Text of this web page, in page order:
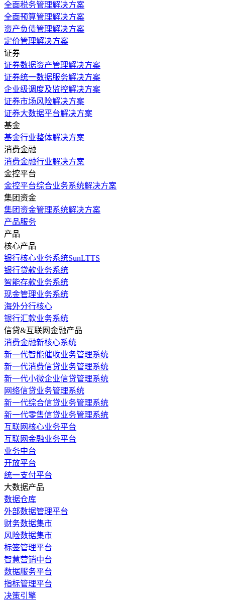
全面税务管理解决方案
全面预算管理解决方案
资产负债管理解决方案
定价管理解决方案
证券
证券数据资产管理解决方案
证券统一数据服务解决方案
企业级调度及监控解决方案
证券市场风险解决方案
证券大数据平台解决方案
基金
基金行业整体解决方案
消费金融
消费金融行业解决方案
金控平台
金控平台综合业务系统解决方案
集团资金
集团资金管理系统解决方案
产品服务
产品
核心产品
银行核心业务系统SunLTTS
银行贷款业务系统
智能存款业务系统
现金管理业务系统
海外分行核心
银行汇款业务系统
信贷&互联网金融产品
消费金融新核心系统
新一代智能催收业务管理系统
新一代消费信贷业务管理系统
新一代小微企业信贷管理系统
网络信贷业务管理系统
新一代综合信贷业务管理系统
新一代零售信贷业务管理系统
互联网核心业务平台
互联网金融业务平台
业务中台
开放平台
统一支付平台
大数据产品
数据仓库
外部数据管理平台
财务数据集市
风险数据集市
标签管理平台
智慧营销中台
数据服务平台
指标管理平台
决策引擎